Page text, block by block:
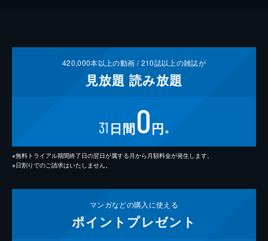
420,000本以上の動画 /210誌以上の雑誌が
見放題 読み放題
31 日間0円 ※
※無料トライアル期間終了日の翌日が属する月から月額料金が発生します。
※日割りでのご請求はいたしません。
マンガなどの購入に使える
ポイント プレゼント